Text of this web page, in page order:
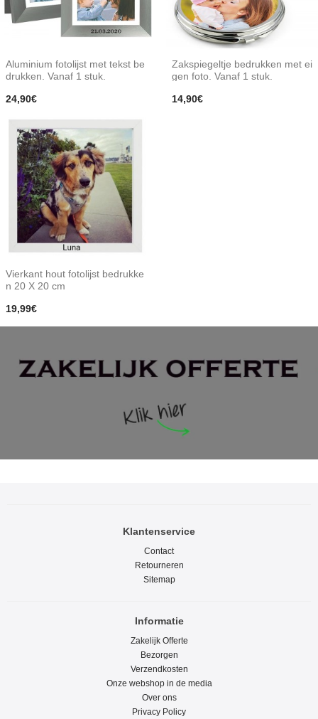
Aluminium fotolijst met tekst be
drukken. Vanaf 1 stuk.
24,90€
Zakspiegeltje bedrukken met ei
gen foto. Vanaf 1 stuk.
14,90€
Vierkant hout fotolijst bedrukke
n 20 X 20 cm
19,99€
Klantenservice
Contact
Retourneren
Sitemap
Informatie
Zakelijk Offerte
Bezorgen
Verzendkosten
Onze webshop in de media
Over ons
Privacy Policy